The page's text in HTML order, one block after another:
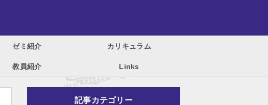
ゼミ紹介 カリキュラム
教員紹介 Links
記事カテゴリー